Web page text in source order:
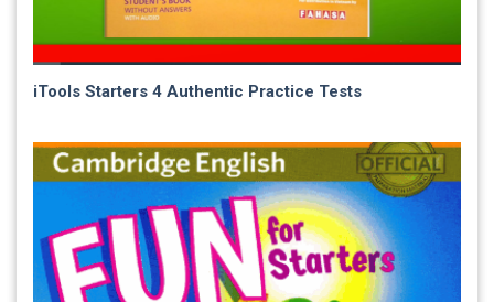
iTools Starters 4 Authentic Practice Tests